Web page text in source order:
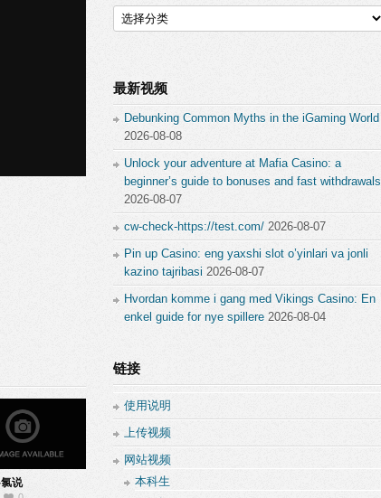
说
分
类
最新视频
Debunking Common Myths in the iGaming World
2026-08-08
Unlock your adventure at Mafia Casino: a
beginner’s guide to bonuses and fast withdrawals
2026-08-07
cw-check-https://test.com/ 2026-08-07
Pin up Casino: eng yaxshi slot o’yinlari va jonli
kazino tajribasi 2026-08-07
Hvordan komme i gang med Vikings Casino: En
enkel guide for nye spillere 2026-08-04
链接
使用说明
上传视频
网站视频
本科生